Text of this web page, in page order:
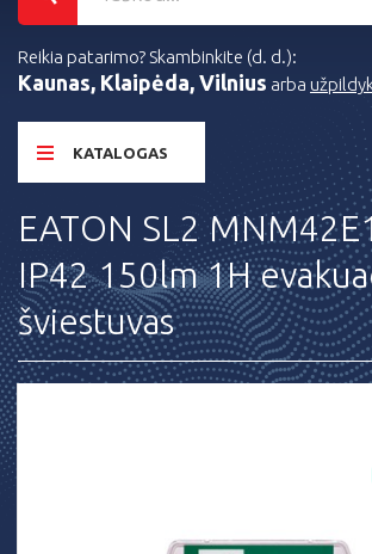
Reikia patarimo? Skambinkite (d. d.):
Kaunas, Klaipėda, Vilnius arba
KATALOGAS
EATON SL2
IP42 150lm 1H
šviestuvas